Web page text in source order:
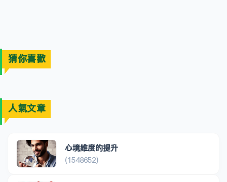
猜你喜歡
人氣文章
心境維度的提升
(1548652)